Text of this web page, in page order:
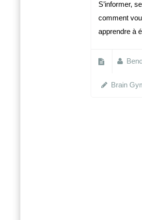
S’informer,
comment
apprendre à
Brain